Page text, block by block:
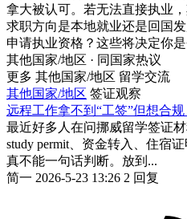
拿大被认可。若无法直接执业
求职方向是本地就业还是回国
申请执业资格？这些将决定你
其他国家/地区 · 同国家热议
更多 其他国家/地区 留学交流
其他国家/地区 签证观察
远程工作拿不到“工签”但想合
最近好多人在问挪威留学签证
study permit、资金转入、住宿
真不能一句话判断。放到...
简一 2026-5-23 13:26 2 回复